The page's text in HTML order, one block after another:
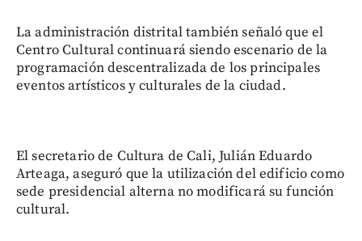
La administración distrital también señaló que el
Centro Cultural continuará siendo escenario de la
programación descentralizada de los principales
eventos artísticos y culturales de la ciudad.
El secretario de Cultura de Cali, Julián Eduardo
Arteaga, aseguró que la utilización del edificio como
sede presidencial alterna no modificará su función
cultural.